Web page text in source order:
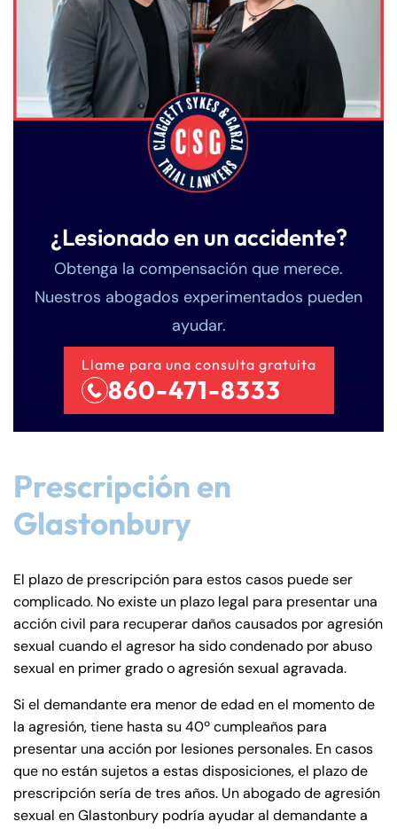
¿Lesionado en un accidente?
Obtenga la compensación que merece.
Nuestros abogados experimentados pueden
ayudar.
Llame para una consulta gratuita
860-471-8333
Prescripción en
Glastonbury
El plazo de prescripción para estos casos puede ser
complicado. No existe un plazo legal para presentar una
acción civil para recuperar daños causados por agresión
sexual cuando el agresor ha sido condenado por abuso
sexual en primer grado o agresión sexual agravada.
Si el demandante era menor de edad en el momento de
la agresión, tiene hasta su 40º cumpleaños para
presentar una acción por lesiones personales. En casos
que no están sujetos a estas disposiciones, el plazo de
prescripción sería de tres años. Un abogado de agresión
sexual en Glastonbury podría ayudar al demandante a